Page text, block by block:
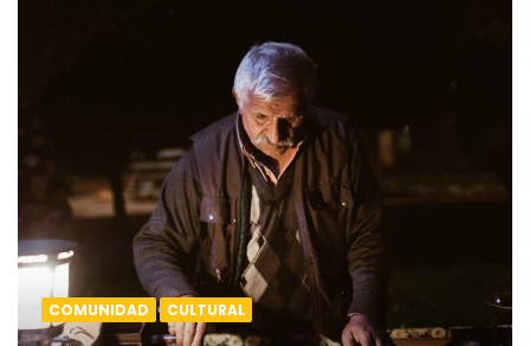
COMUNIDAD CULTURAL